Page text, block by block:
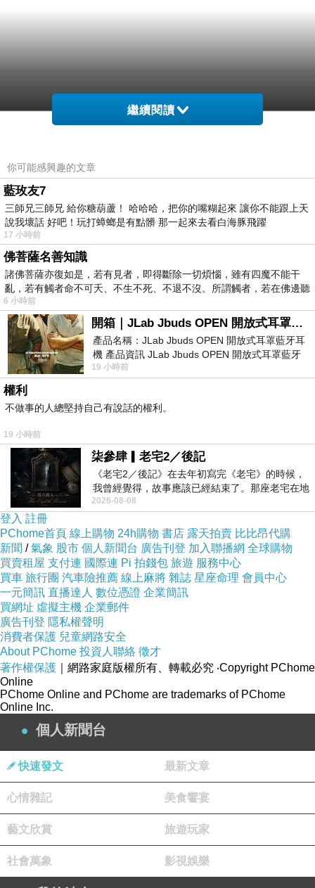
繼續閱讀
你可能感興趣的文章
藍玫友7
三師兄三師兄 給你糖葫蘆！ 哈哈哈，把你的嘴糊起來 讓你不能跟上天
說我壞話 好吧！玩打蟑螂是有點髒 那一起來去看白海豚飛躍
17 小時前
佛菩薩名善知識
諸佛菩薩亦復如是，若有見者，即得斷除一切煩惱，雖有四魔不能干
亂，若有觸者命不可夭、不生不死、不退不沒。所謂觸者，若在佛邊聽
受
6 小時前
開箱｜JLab Jbuds OPEN 開放式耳罩藍牙耳機 - 設計美學，輕巧、透氣、環境音全物理達成！
產品名稱：JLab Jbuds OPEN 開放式耳罩藍牙耳
機 產品資訊 JLab Jbuds OPEN 開放式耳罩藍牙
耳機評語：非常有特色，值得喜愛美型工
19 小時前
權利
不做事的人總堅持自己有說話的權利。
19 小時前
柒參肆▎老宅2／後記
《老宅2／後記》在去年初寫完《老宅》的時候，
我曾經覺得，故事應該已經結束了。那座老宅在地
震中倒塌，七個人終於離開那片黑暗，
2026-08-08
登入 註冊
PChome首頁 線上購物 24h購物 書店 露天拍賣 比比昂代購
新聞 /氣象 股市 個人新聞台 廣告刊登 加入聯播網 全球購物
買賣租屋 支付連 國際連 Pi 拍錢包 旅遊 服務中心
買車 旅行團 汽車險推薦 線上麻將 雜誌 星座命理 會員中心
一元簡訊 直播達人 數位憑證 企業簡訊
買網址 虛擬主機 企業郵件
廣告刊登 隱私權聲明
消費者保護 兒童網路安全
About PChome 投資人聯絡 徵才
著作權保護 ｜網路家庭版權所有、轉載必究 ‧Copyright PChome
Online
PChome Online and PChome are trademarks of PChome
Online Inc.
個人新聞台
快速發文 最新文章
心情雜記 美食饗宴
藝文欣賞 旅遊玩家
社會萬象 影視娛樂